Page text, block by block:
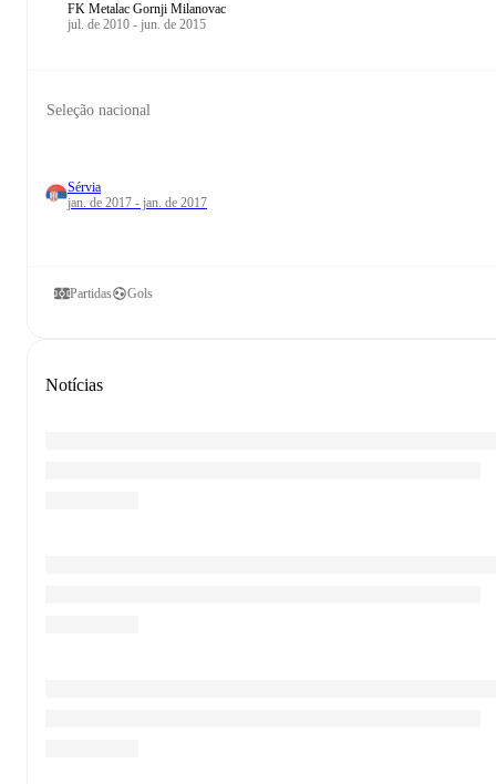
FK Metalac Gornji Milanovac
jul. de 2010 - jun. de 2015
Seleção nacional
Sérvia
jan. de 2017 - jan. de 2017
Partidas Gols
Notícias